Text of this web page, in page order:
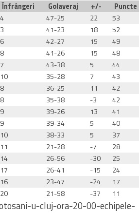
Înfrângeri Golaveraj +/-
Puncte
4 47-25 22
53
3 41-23 18
52
6 42-27 15
49
8 41-26 15
48
7 43-38 5
44
10 35-28 7
43
8 36-25 11
42
8 35-38 -3
42
9 39-26 13
41
9 39-34 5
40
10 38-33 5
37
11 21-28 -7
28
14 26-56 -30
25
17 26-41 -15
24
16 23-47 -24
17
20 21-58 -37 11
u-cluj-ora-20-00-echipele-